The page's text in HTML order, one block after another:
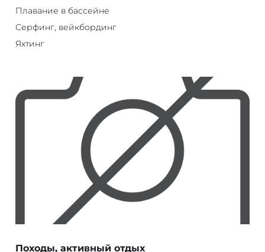
Плавание в бассейне
Серфинг, вейкбординг
Яхтинг
Походы, активный отдых